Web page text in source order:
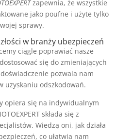
zapewnia, że wszystkie
jako poufne i użyte tylko
sprawy.
w branży ubezpieczeń
ciągle poprawiać nasze
się do zmieniających
pozwala nam
uzyskaniu odszkodowań.
opiera się na indywidualnym
składa się z
Wiedzą oni, jak działa
co ułatwia nam